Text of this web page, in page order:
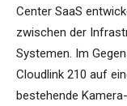
Center SaaS
zwischen der
Systemen. Im
Cloudlink 210 auf
bestehende